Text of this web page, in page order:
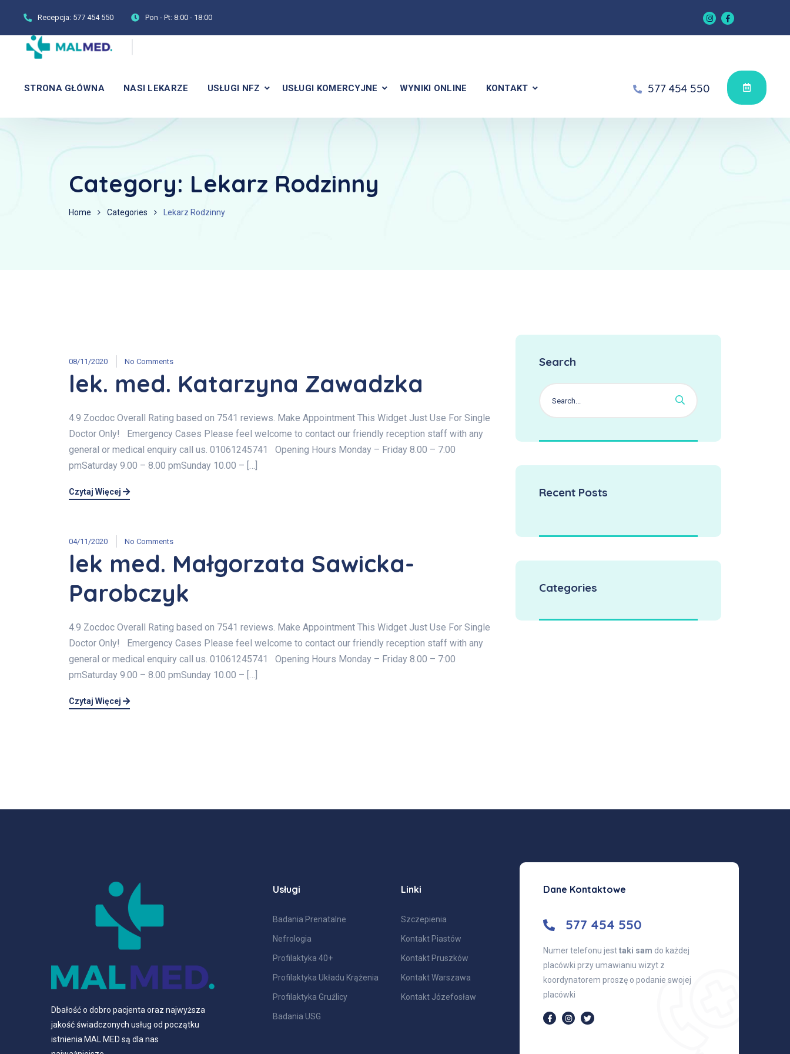
Recepcja: 577 454 550 Pon - Pt: 8:00 - 18:00
STRONA GŁÓWNA NASI LEKARZE USŁUGI NFZ USŁUGI KOMERCYJNE WYNIKI ONLINE KONTAKT 577 454 550
Category: Lekarz Rodzinny
Home Categories Lekarz Rodzinny
08/11/2020 No Comments
lek. med. Katarzyna Zawadzka
4.9 Zocdoc Overall Rating based on 7541 reviews. Make Appointment This Widget Just Use For Single
Doctor Only! Emergency Cases Please feel welcome to contact our friendly reception staff with any
general or medical enquiry call us. 01061245741 Opening Hours Monday – Friday 8.00 – 7:00
pmSaturday 9.00 – 8.00 pmSunday 10.00 – […]
Czytaj Więcej
04/11/2020 No Comments
lek med. Małgorzata Sawicka-
Parobczyk
4.9 Zocdoc Overall Rating based on 7541 reviews. Make Appointment This Widget Just Use For Single
Doctor Only! Emergency Cases Please feel welcome to contact our friendly reception staff with any
general or medical enquiry call us. 01061245741 Opening Hours Monday – Friday 8.00 – 7:00
pmSaturday 9.00 – 8.00 pmSunday 10.00 – […]
Czytaj Więcej
Search
Recent Posts
Categories
Dbałość o dobro pacjenta oraz najwyższa
jakość świadczonych usług od początku
istnienia MAL MED są dla nas
Usługi
Badania Prenatalne
Nefrologia
Profilaktyka 40+
Profilaktyka Układu Krążenia
Profilaktyka Gruźlicy
Badania USG
Linki
Szczepienia
Kontakt Piastów
Kontakt Pruszków
Kontakt Warszawa
Kontakt Józefosław
Dane Kontaktowe
577 454 550
Numer telefonu jesttaki sam do każdej
placówki przy umawianiu wizyt z
koordynatorem proszę o podanie swojej
placówki